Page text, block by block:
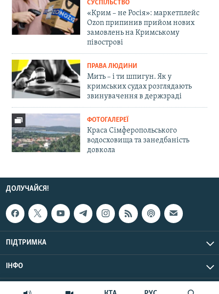
СУСПІЛЬСТВО
«Крим – не Росія»: маркетплейс
Ozon припинив прийом нових
замовлень на Кримському
півострові
ПРАВА ЛЮДИНИ
Мить – і ти шпигун. Як у
кримських судах розглядають
звинувачення в держзраді
ФОТОГАЛЕРЕЇ
Краса Сімферопольського
водосховища та занедбаність
довкола
ДОЛУЧАЙСЯ!
ПІДТРИМКА
ІНФО
© Крим.Реалії, 2026 | Усі права застережено.